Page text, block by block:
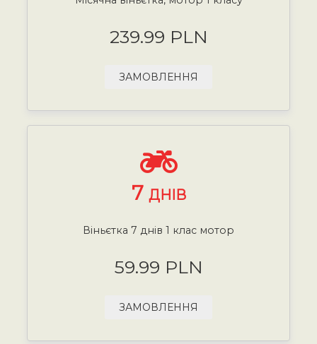
239.99 PLN
ЗАМОВЛЕННЯ
7 ДНІВ
Віньєтка 7 днів 1 клас мотор
59.99 PLN
ЗАМОВЛЕННЯ